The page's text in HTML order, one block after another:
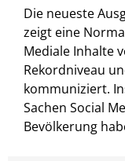
Die neueste
zeigt eine
Mediale Inhalte
Rekordniveau
kommuniziert.
Sachen Social
Bevölkerung